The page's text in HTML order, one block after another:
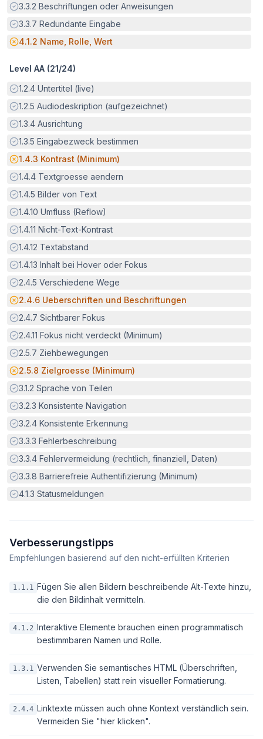
Erfüllt:
3.3.2 Beschriftungen oder Anweisungen
Erfüllt:
3.3.7 Redundante Eingabe
Potenzielle Barriere:
4.1.2 Name, Rolle, Wert
Level AA (21/24)
Erfüllt:
1.2.4 Untertitel (live)
Erfüllt:
1.2.5 Audiodeskription (aufgezeichnet)
Erfüllt:
1.3.4 Ausrichtung
Erfüllt:
1.3.5 Eingabezweck bestimmen
Potenzielle Barriere:
1.4.3 Kontrast (Minimum)
Erfüllt:
1.4.4 Textgroesse aendern
Erfüllt:
1.4.5 Bilder von Text
Erfüllt:
1.4.10 Umfluss (Reflow)
Erfüllt:
1.4.11 Nicht-Text-Kontrast
Erfüllt:
1.4.12 Textabstand
Erfüllt:
1.4.13 Inhalt bei Hover oder Fokus
Erfüllt:
2.4.5 Verschiedene Wege
Potenzielle Barriere:
2.4.6 Ueberschriften und Beschriftungen
Erfüllt:
2.4.7 Sichtbarer Fokus
Erfüllt:
2.4.11 Fokus nicht verdeckt (Minimum)
Erfüllt:
2.5.7 Ziehbewegungen
Potenzielle Barriere:
2.5.8 Zielgroesse (Minimum)
Erfüllt:
3.1.2 Sprache von Teilen
Erfüllt:
3.2.3 Konsistente Navigation
Erfüllt:
3.2.4 Konsistente Erkennung
Erfüllt:
3.3.3 Fehlerbeschreibung
Erfüllt:
3.3.4 Fehlervermeidung (rechtlich, finanziell, Daten)
Erfüllt:
3.3.8 Barrierefreie Authentifizierung (Minimum)
Erfüllt:
4.1.3 Statusmeldungen
Verbesserungstipps
Empfehlungen basierend auf den nicht-erfüllten Kriterien
1.1.1 Fügen Sie allen Bildern beschreibende Alt-Texte hinzu,
die den Bildinhalt vermitteln.
4.1.2 Interaktive Elemente brauchen einen programmatisch
bestimmbaren Namen und Rolle.
1.3.1 Verwenden Sie semantisches HTML (Überschriften,
Listen, Tabellen) statt rein visueller Formatierung.
2.4.4 Linktexte müssen auch ohne Kontext verständlich sein.
Vermeiden Sie "hier klicken".